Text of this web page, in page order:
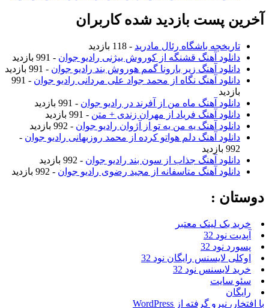
آخرین پست بازدید شده کاربران
تاریخچه باشگاه رئال مادرید - 118 بازدید
دانلود آهنگ قشنگه از کوروش بیژنی رادیو جوان - 991 بازدید
دانلود آهنگ زیر بارونا گمم هوروش بند رادیو جوان - 991 بازدید
دانلود آهنگ نگاه از محمد جواد علی مردانی رادیو جوان
- 991
بازدید
دانلود آهنگ ماه من از آفرند در رادیو جوان - 991 بازدید
دانلود آهنگ فریاد از مهران زندی + متن - 991 بازدید
دانلود آهنگ یه من یه تو از آژوان رادیو جوان - 992 بازدید
دانلود آهنگ دلم هواتو کرده از محمد روزبهانی رادیو جوان -
992 بازدید
دانلود آهنگ جذاب از سون بند رادیو جوان - 992 بازدید
دانلود آهنگ متاسفانه از مجید رضوی رادیو جوان - 992 بازدید
دوستان :
خرید بک لینک معتبر
آپدیت نود 32
پسورد نود 32
اوکلی لایسنس رایگان نود 32
خرید لایسنس نود 32
سئو سایت
رایگان
با افتخار، نیرو گرفته از WordPress